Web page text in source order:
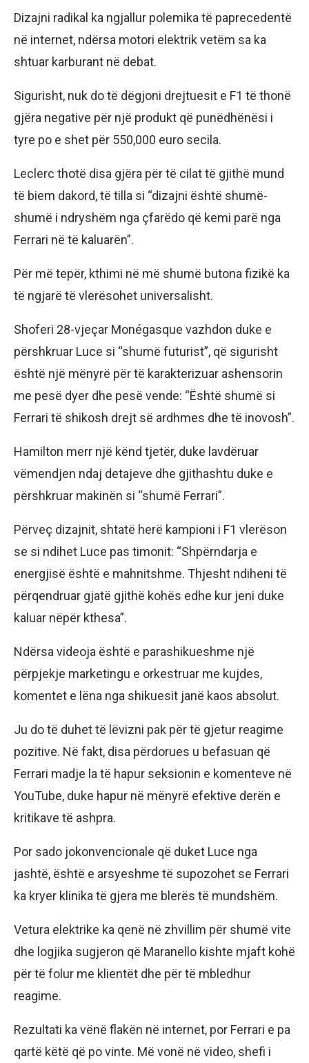
Dizajni radikal ka ngjallur polemika të paprecedentë
në internet, ndërsa motori elektrik vetëm sa ka
shtuar karburant në debat.
Sigurisht, nuk do të dëgjoni drejtuesit e F1 të thonë
gjëra negative për një produkt që punëdhënësi i
tyre po e shet për 550,000 euro secila.
Leclerc thotë disa gjëra për të cilat të gjithë mund
të biem dakord, të tilla si “dizajni është shumë-
shumë i ndryshëm nga çfarëdo që kemi parë nga
Ferrari në të kaluarën”.
Për më tepër, kthimi në më shumë butona fizikë ka
të ngjarë të vlerësohet universalisht.
Shoferi 28-vjeçar Monégasque vazhdon duke e
përshkruar Luce si “shumë futurist”, që sigurisht
është një mënyrë për të karakterizuar ashensorin
me pesë dyer dhe pesë vende: “Është shumë si
Ferrari të shikosh drejt së ardhmes dhe të inovosh”.
Hamilton merr një kënd tjetër, duke lavdëruar
vëmendjen ndaj detajeve dhe gjithashtu duke e
përshkruar makinën si “shumë Ferrari”.
Përveç dizajnit, shtatë herë kampioni i F1 vlerëson
se si ndihet Luce pas timonit: “Shpërndarja e
energjisë është e mahnitshme. Thjesht ndiheni të
përqendruar gjatë gjithë kohës edhe kur jeni duke
kaluar nëpër kthesa”.
Ndërsa videoja është e parashikueshme një
përpjekje marketingu e orkestruar me kujdes,
komentet e lëna nga shikuesit janë kaos absolut.
Ju do të duhet të lëvizni pak për të gjetur reagime
pozitive. Në fakt, disa përdorues u befasuan që
Ferrari madje la të hapur seksionin e komenteve në
YouTube, duke hapur në mënyrë efektive derën e
kritikave të ashpra.
Por sado jokonvencionale që duket Luce nga
jashtë, është e arsyeshme të supozohet se Ferrari
ka kryer klinika të gjera me blerës të mundshëm.
Vetura elektrike ka qenë në zhvillim për shumë vite
dhe logjika sugjeron që Maranello kishte mjaft kohë
për të folur me klientët dhe për të mbledhur
reagime.
Rezultati ka vënë flakën në internet, por Ferrari e pa
qartë këtë që po vinte. Më vonë në video, shefi i